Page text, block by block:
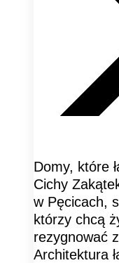
Domy, które
Cichy
w Pęcicach,
którzy chcą
rezygnować
Architektura